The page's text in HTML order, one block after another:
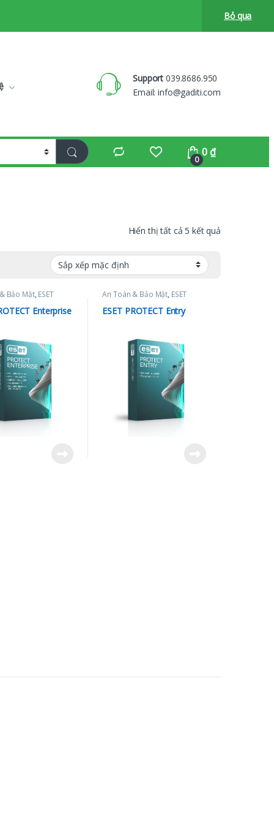
Bỏ qua
Support 039.8686.950
Email:info@gaditi.com
0
0 ₫
Hiển thị tất cả 5 kết quả
Bảo Mật, ESET
Enterprise
An Toàn & Bảo Mật, ESET
ESET PROTECT Entry